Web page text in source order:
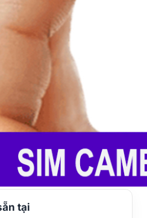
tại